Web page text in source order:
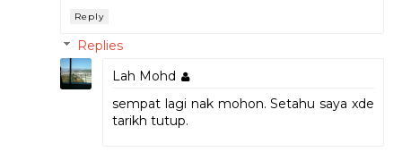
Reply
Replies
Lah Mohd
sempat lagi nak mohon. Setahu saya xde
tarikh tutup.